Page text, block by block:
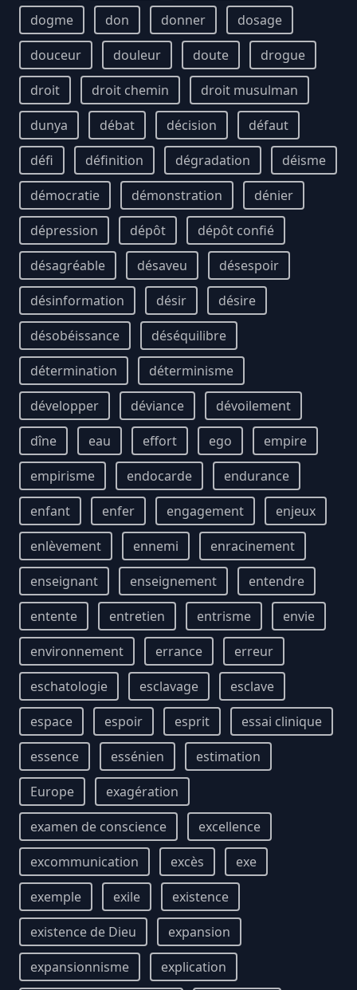
dogme
don donner
dosage
douceur
douleur doute
drogue
droit
droit chemin
droit musulman
dunya
débat décision
défaut
défi
définition dégradation
déisme
démocratie
démonstration
dénier
dépression
dépôt
dépôt confié
désagréable
désaveu
désespoir
désinformation
désir
désire
désobéissance
déséquilibre
détermination
déterminisme
développer
déviance
dévoilement
dîne
eau effort ego
empire
empirisme
endocarde
endurance
enfant
enfer engagement
enjeux
enlèvement
ennemi
enracinement
enseignant
enseignement
entendre
entente
entretien entrisme
envie
environnement
errance
erreur
eschatologie
esclavage
esclave
espace
espoir esprit
essai clinique
essence
essénien
estimation
Europe
exagération
examen de conscience
excellence
excommunication
excès
exe
exemple
exile
existence
existence de Dieu
expansion
expansionnisme
explication